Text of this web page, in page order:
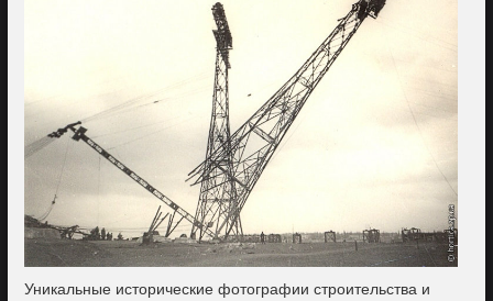
Уникальные исторические фотографии строительства и